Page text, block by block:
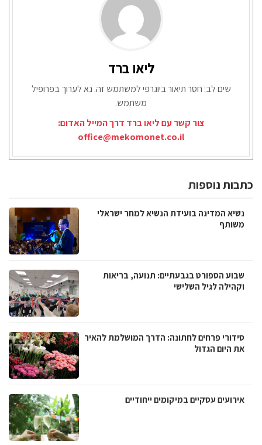
ליאו ברד
שים לב: חסר תיאור ביוגרפי למשתמש זה. נא לערוך בפרופיל
משתמש.
צור קשר עם ליאו ברד דרך המייל האדום:
office@mekomonet.co.il
כתבות נוספות
נשיא המדינה בועידת הנשיא למחר ישראלי
משותף
שבוע הספורט בגבעתיים: תנועה, בריאות
וקהילה לגיל השלישי
סידורי פרחים לחתונה: הדרך המושלמת להאיר
את היום הגדול
אירועים עסקיים במיקומים ייחודיים